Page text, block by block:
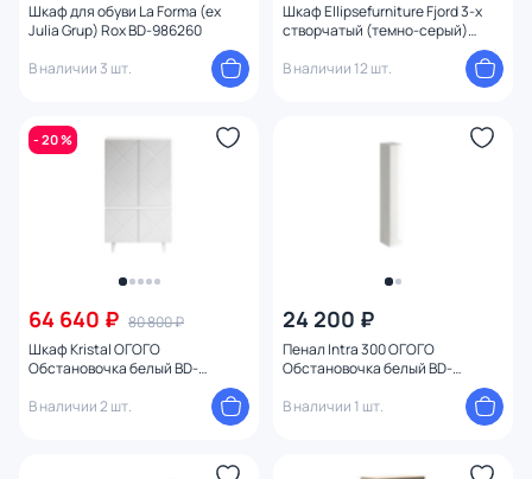
Шкаф для обуви La Forma (ex
Julia Grup) Rox BD-986260
В наличии 3 шт.
Шкаф Ellipsefurniture Fjord 3-х
створчатый (темно-серый)
В наличии 12 шт.
- 20 %
64 640 ₽ 80 800 ₽
Шкаф Kristal ОГОГО
Обстановочка белый BD-
В наличии 2 шт.
24 200 ₽
Пенал Intra 300 ОГОГО
Обстановочка белый BD-
В наличии 1 шт.